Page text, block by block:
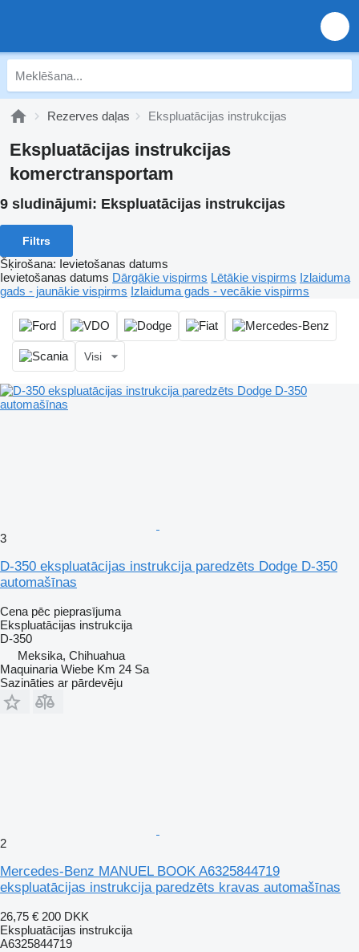
Rezerves daļas Ekspluatācijas instrukcijas
Ekspluatācijas instrukcijas
komerctransportam
9 sludinājumi: Ekspluatācijas instrukcijas
Filtrs
Šķirošana: Ievietošanas datums
Ievietošanas datums Dārgākie vispirms Lētākie vispirms Izlaiduma
gads - jaunākie vispirms Izlaiduma gads - vecākie vispirms
Visi
3
D-350 ekspluatācijas instrukcija paredzēts Dodge D-350
automašīnas
Cena pēc pieprasījuma
Ekspluatācijas instrukcija
D-350
Meksika, Chihuahua
Maquinaria Wiebe Km 24 Sa
Sazināties ar pārdevēju
2
Mercedes-Benz MANUEL BOOK A6325844719
ekspluatācijas instrukcija paredzēts kravas automašīnas
26,75 € 200 DKK
Ekspluatācijas instrukcija
A6325844719